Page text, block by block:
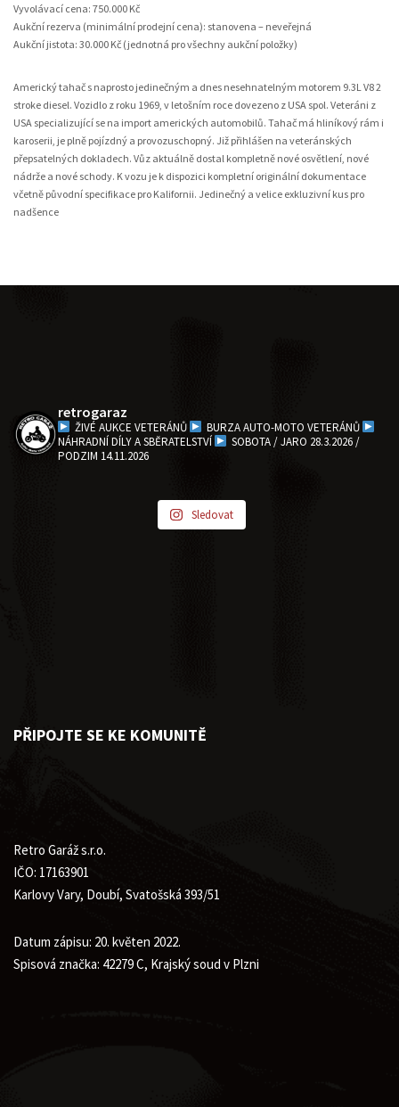
Vyvolávací cena: 750.000 Kč
Aukční rezerva (minimální prodejní cena): stanovena – neveřejná
Aukční jistota: 30.000 Kč (jednotná pro všechny aukční položky)
Americký tahač s naprosto jedinečným a dnes nesehnatelným motorem 9.3L V8 2
stroke diesel. Vozidlo z roku 1969, v letošním roce dovezeno z USA spol. Veteráni z
USA specializující se na import amerických automobilů. Tahač má hliníkový rám i
karoserii, je plně pojízdný a provozuschopný. Již přihlášen na veteránských
přepsatelných dokladech. Vůz aktuálně dostal kompletně nové osvětlení, nové
nádrže a nové schody. K vozu je k dispozici kompletní originální dokumentace
včetně původní specifikace pro Kalifornii. Jedinečný a velice exkluzivní kus pro
nadšence
retrogaraz
ŽIVÉ AUKCE VETERÁNŮ
BURZA AUTO-MOTO VETERÁNŮ
NÁHRADNÍ DÍLY A SBĚRATELSTVÍ
SOBOTA / JARO 28.3.2026 /
PODZIM 14.11.2026
Sledovat
PŘIPOJTE SE KE KOMUNITĚ
Retro Garáž s.r.o.
IČO: 17163901
Karlovy Vary, Doubí, Svatošská 393/51
Datum zápisu: 20. květen 2022.
Spisová značka: 42279 C, Krajský soud v Plzni